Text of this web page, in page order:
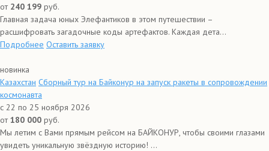
от 240 199 руб.
Главная задача юных Элефантиков в этом путешествии –
расшифровать загадочные коды артефактов. Каждая дета...
Подробнее Оставить заявку
новинка
Казахстан Сборный тур на Байконур на запуск ракеты в сопровождении
космонавта
с 22 по 25 ноября 2026
от180 000 руб.
Мы летим с Вами прямым рейсом на БАЙКОНУР, чтобы своими глазами
увидеть уникальную звёздную историю! ...